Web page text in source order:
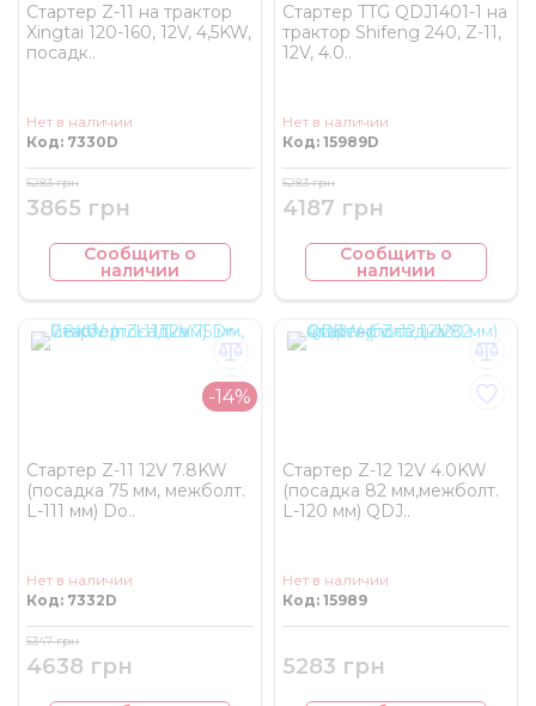
Стартер Z-11 на трактор
Xingtai 120-160, 12V, 4,5KW,
посадк..
Нет в наличии
Код: 7330D
3865 грн
5283 грн
Сообщить о
наличии
Стартер TTG QDJ1401-1 на
трактор Shifeng 240, Z-11,
12V, 4.0..
Нет в наличии
Код: 15989D
4187 грн
5283 грн
Сообщить о
наличии
-14%
Стартер Z-11 12V 7.8KW
(посадка 75 мм, межболт.
L-111 мм) Do..
Нет в наличии
Код: 7332D
4638 грн
5347 грн
Стартер Z-12 12V 4.0KW
(посадка 82 мм,межболт.
L-120 мм) QDJ..
Нет в наличии
Код: 15989
5283 грн